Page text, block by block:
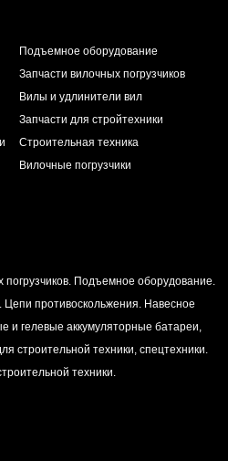
Подъемное оборудование
Запчасти вилочных погрузчиков
Вилы и удлинители вил
Запчасти для стройтехники
Строительная техника
Вилочные погрузчики
погрузчиков. Подъемное оборудование.
Цепи противоскольжения. Навесное
и гелевые аккумуляторные батареи,
строительной техники, спецтехники.
техники.